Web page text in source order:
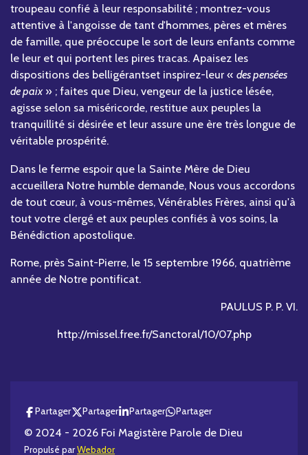
troupeau confié à leur responsabilité ; montrez-vous
attentive à l'angoisse de tant d'hommes, pères et mères
de famille, que préoccupe le sort de leurs enfants comme
le leur et qui portent les pires tracas. Apaisez les
dispositions des belligérantset inspirez-leur « des pensées
de paix» ; faites que Dieu, vengeur de la justice lésée,
agisse selon sa miséricorde, restitue aux peuples la
tranquillité si désirée et leur assure une ère très longue de
véritable prospérité.
Dans le ferme espoir que la Sainte Mère de Dieu
accueillera Notre humble demande, Nous vous accordons
de tout cœur, à vous-mêmes, Vénérables Frères, ainsi qu'à
tout votre clergé et aux peuples confiés à vos soins, la
Bénédiction apostolique.
Rome, près Saint-Pierre, le 15 septembre 1966, quatrième
année de Notre pontificat.
PAULUS P. P. VI.
http://missel.free.fr/Sanctoral/10/07.php
Partager Partager Partager Partager
© 2024 - 2026 Foi Magistère Parole de Dieu
Propulsé parWebador